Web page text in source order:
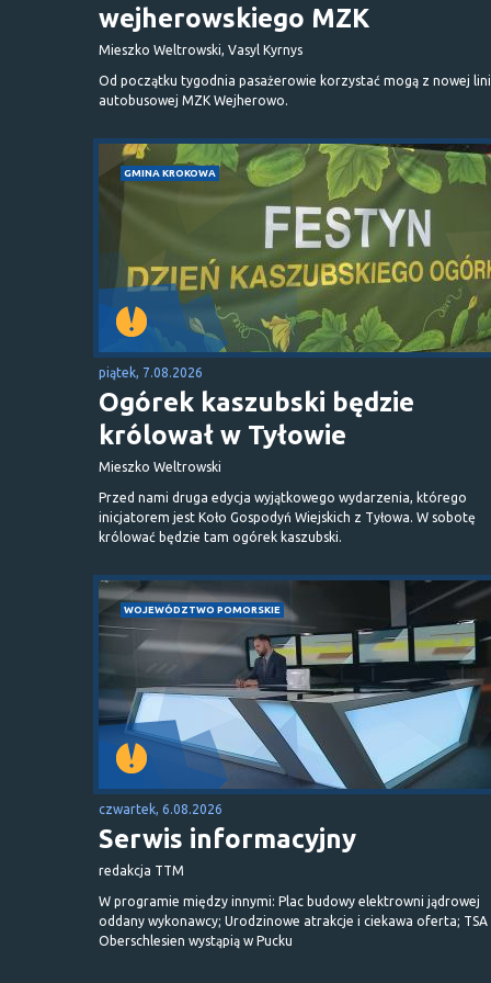
wejherowskiego MZK
Mieszko Weltrowski, Vasyl Kyrnys
Od początku tygodnia pasażerowie korzystać mogą z nowej
autobusowej MZK Wejherowo.
GMINA KROKOWA
piątek, 7.08.2026
Ogórek kaszubski będzie
królował w Tyłowie
Mieszko Weltrowski
Przed nami druga edycja wyjątkowego wydarzenia, którego
inicjatorem jest Koło Gospodyń Wiejskich z Tyłowa. W sobotę
królować będzie tam ogórek kaszubski.
WOJEWÓDZTWO POMORSKIE
czwartek, 6.08.2026
Serwis informacyjny
redakcja TTM
W programie między innymi: Plac budowy elektrowni jądrowej
oddany wykonawcy; Urodzinowe atrakcje i ciekawa oferta; TSA
Oberschlesien wystąpią w Pucku